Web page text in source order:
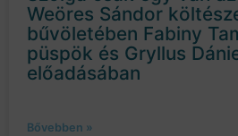
Weöres Sándor
bűvöletében Fabiny
püspök és Gryllus
előadásában
Bővebben »